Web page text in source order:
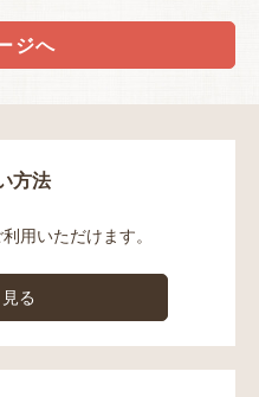
ジへ
方法
用いただけます。
る